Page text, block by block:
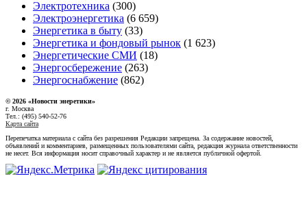
Электротехника (300)
Электроэнергетика (6 659)
Энергетика в быту (33)
Энергетика и фондовый рынок (1 623)
Энергетические СМИ (18)
Энергосбережение (263)
Энергоснабжение (862)
© 2026 «Новости энеретики»
г. Москва
Тел.: (495) 540-52-76
Карта сайта
Перепечатка материала с сайта без разрешения Редакции запрещена. За содержание новостей,
объявлений и комментариев, размещенных пользователями сайта, редакция журнала ответственности
не несет. Вся информация носит справочный характер и не является публичной офертой.